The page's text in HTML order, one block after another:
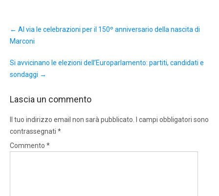
navigation
← Al via le celebrazioni per il 150º anniversario della nascita di
Marconi
Si avvicinano le elezioni dell’Europarlamento: partiti, candidati e
sondaggi →
Lascia un commento
Il tuo indirizzo email non sarà pubblicato.
I campi obbligatori sono
contrassegnati *
Commento *